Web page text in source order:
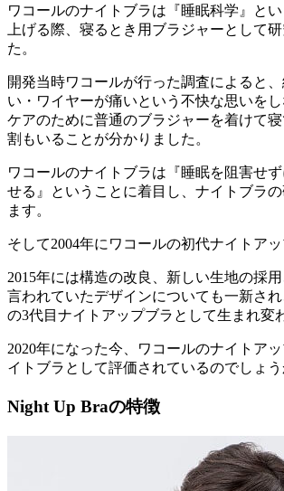
ワコールのナイトブラは『睡眠科学』と
上げる際、寝るとき用ブラジャーとして
た。
開発当時ワコールが行った調査によると、
い・ワイヤーが痛いという不快な思いを
ケアのために普通のブラジャーを着けて
割もいる ことが分かりました。
ワコールのナイトブラは『睡眠を阻害せ
せる』ということに着目し、ナイトブラ
ます。
そして2004年にワコールの初代ナイトアッ
2015年には構造の改良、新しい生地の採
言われていたデザインについても一新され
の3代目ナイトアップブラとして生まれ変
2020年になった今、ワコールのナイトア
イトブラとして評価されているのでしょう
Night Up Braの特徴